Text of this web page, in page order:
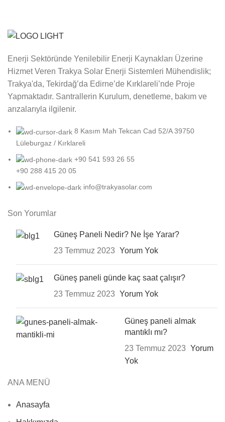
Enerji Sektöründe Yenilebilir Enerji Kaynakları Üzerine
Hizmet Veren Trakya Solar Enerji Sistemleri Mühendislik;
Trakya'da, Tekirdağ’da Edirne’de Kırklareli’nde Proje
Yapmaktadır. Santrallerin Kurulum, denetleme, bakım ve
arızalarıyla ilgilenir.
8 Kasım Mah Tekcan Cad 52/A 39750
Lüleburgaz / Kırklareli
+90 541 593 26 55
+90 288 415 20 05
info@trakyasolar.com
Son Yorumlar
Güneş Paneli Nedir? Ne İşe Yarar?
23 Temmuz 2023 Yorum Yok
Güneş paneli günde kaç saat çalışır?
23 Temmuz 2023 Yorum Yok
Güneş paneli almak
mantıklı mı?
23 Temmuz 2023 Yorum
Yok
ANA MENÜ
Anasayfa